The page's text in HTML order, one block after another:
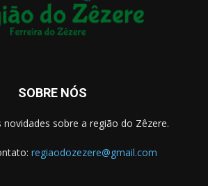
SOBRE NÓS
novidades sobre a região do Zêzere.
regiaodozezere@gmail.com